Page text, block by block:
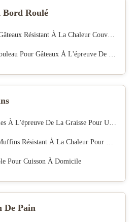
Roulé
À La Chaleur Couvertures De Tasse À Muffin Jetables
De La Graisse Et Revêtements Jetables De Qualité Alimentaire
La Graisse Pour Usage Domestique Et De Boulangerie
À La Chaleur Pour Les Anniversaires De Mariage
Pour Cuisson À Domicile
De Pain